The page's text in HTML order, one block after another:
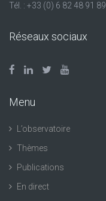
Tél. : +33 (0) 6 82 48 91 89
Réseaux sociaux
Menu
L’observatoire
Thèmes
Publications
En direct